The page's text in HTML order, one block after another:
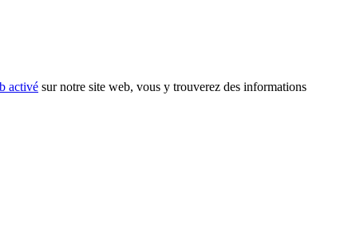
activé sur notre site web, vous y trouverez des informations